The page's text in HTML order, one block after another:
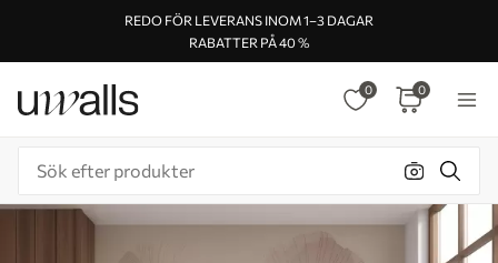
REDO FÖR LEVERANS INOM 1–3 DAGAR
RABATTER PÅ 40 %
0 0